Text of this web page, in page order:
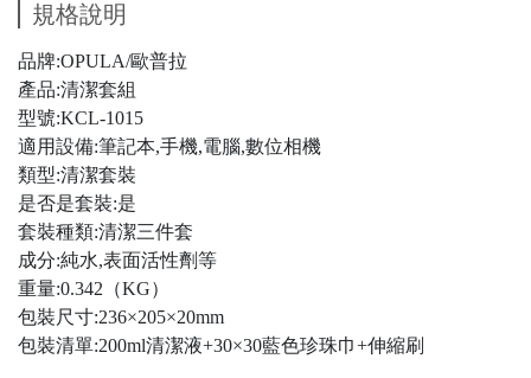
規格說明
品牌:OPULA/歐普拉
產品:清潔套組
型號:KCL-1015
適用設備:筆記本,手機,電腦,數位相機
類型:清潔套裝
是否是套裝:是
套裝種類:清潔三件套
成分:純水,表面活性劑等
重量:0.342（KG）
包裝尺寸:236×205×20mm
包裝清單:200ml清潔液+30×30藍色珍珠巾+伸縮刷